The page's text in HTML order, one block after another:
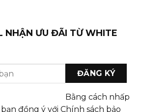
NHẬN ƯU ĐÃI TỪ WHITE
Bằng cách nhấp
đồng ý với Chính sách bảo